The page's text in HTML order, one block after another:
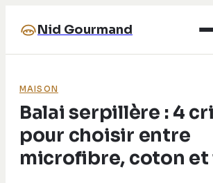
Nid Gourmand
MAISON
Balai serpillère : 4
pour choisir entre
microfibre, coton et